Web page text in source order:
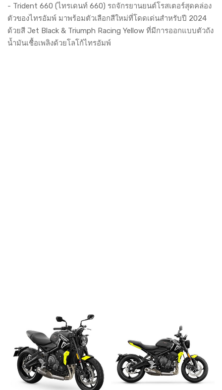
- Trident 660 (ไทรเดนท์ 660) รถจักรยานยนต์โรสเตอร์สุดคล่อง
ตัวของไทรอัมพ์ มาพร้อมตัวเลือกสีใหม่ที่โดดเด่นสำหรับปี 2024
ด้วยสี Jet Black & Triumph Racing Yellow ที่มีการออกแบบตัวถัง
น้ำมันเชื้อเพลิงด้วยโลโก้ไทรอัมพ์